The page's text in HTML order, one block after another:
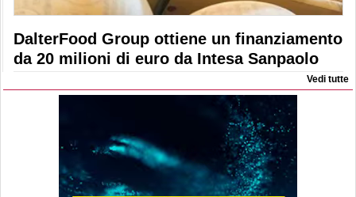
DalterFood Group ottiene un finanziamento
da 20 milioni di euro da Intesa Sanpaolo
Vedi tutte